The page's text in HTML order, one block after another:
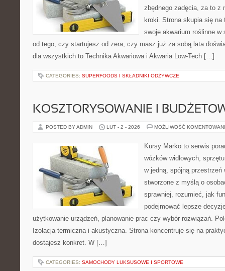
zbędnego zadęcia, za to z
kroki. Strona skupia się na
swoje akwarium roślinne w
od tego, czy startujesz od zera, czy masz już za sobą lata
dla wszystkich to Technika Akwariowa i Akwaria Low-Tech […]
CATEGORIES: SUPERFOODS I SKŁADNIKI ODŻYWCZE
KOSZTORYSOWANIE I
POSTED BY ADMIN LUT - 2 - 2026 MOŻLIWOŚĆ
Kursy Marko to serwis
wózków widłowych,
w jedną, spójną przestrzeń
stworzone z myślą o
sprawniej, rozumieć, jak
podejmować lepsze
użytkowanie urządzeń, planowanie prac czy wybór rozwiązań.
Izolacja termiczna i akustyczna. Strona koncentruje się na
dostajesz konkret. W […]
CATEGORIES: SAMOCHODY LUKSUSOWE I SPORTOWE